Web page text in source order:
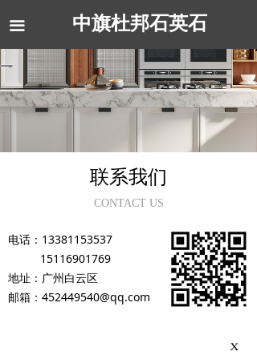
中旗杜邦石英石
끀
联系我们
CONTACT US
电话：13381153537
‭15116901769‬
地址：广州白云区
邮箱：452449540@qq.com